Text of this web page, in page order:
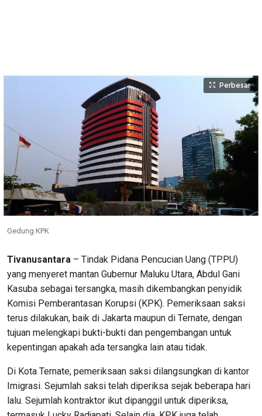
Perbesar
Gedung KPK
Tivanusantara – Tindak Pidana Pencucian Uang (TPPU)
yang menyeret mantan Gubernur Maluku Utara, Abdul Gani
Kasuba sebagai tersangka, masih dikembangkan penyidik
Komisi Pemberantasan Korupsi (KPK). Pemeriksaan saksi
terus dilakukan, baik di Jakarta maupun di Ternate, dengan
tujuan melengkapi bukti-bukti dan pengembangan untuk
kepentingan apakah ada tersangka lain atau tidak.
Di Kota Ternate, pemeriksaan saksi dilangsungkan di kantor
Imigrasi. Sejumlah saksi telah diperiksa sejak beberapa hari
lalu. Sejumlah kontraktor ikut dipanggil untuk diperiksa,